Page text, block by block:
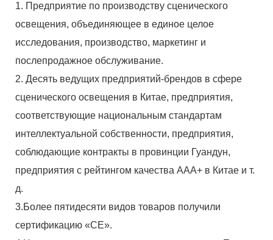
1. Предприятие по производству сценического
освещения, объединяющее в единое целое
исследования, производство, маркетинг и
послепродажное обслуживание.
2. Десять ведущих предприятий-брендов в сфере
сценического освещения в Китае, предприятия,
соответствующие национальным стандартам
интеллектуальной собственности, предприятия,
соблюдающие контракты в провинции Гуандун,
предприятия с рейтингом качества AAA+ в Китае и т.
д.
3.Более пятидесяти видов товаров получили
сертификацию «CE».